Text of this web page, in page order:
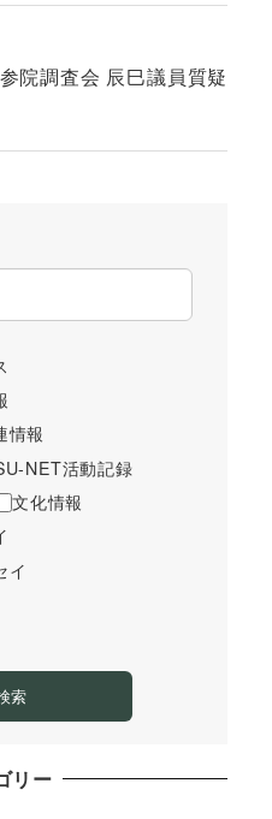
院調査会 辰巳議員質疑
情報
NET活動記録
文化情報
イ
索
リー